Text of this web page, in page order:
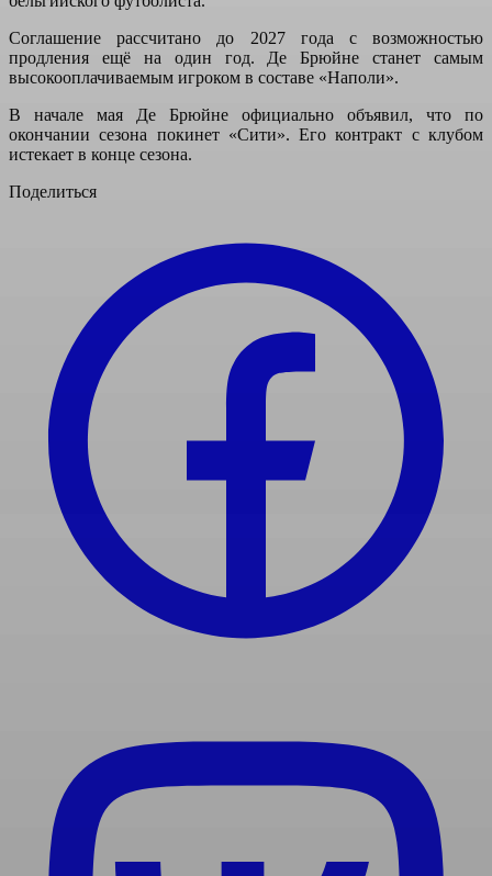
Соглашение рассчитано до 2027 года с возможностью
продления ещё на один год. Де Брюйне станет самым
высокооплачиваемым игроком в составе «Наполи».
В начале мая Де Брюйне официально объявил, что по
окончании сезона покинет «Сити». Его контракт с клубом
истекает в конце сезона.
Поделиться